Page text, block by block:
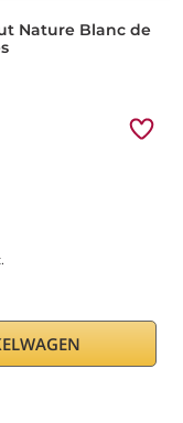
Nature Blanc de